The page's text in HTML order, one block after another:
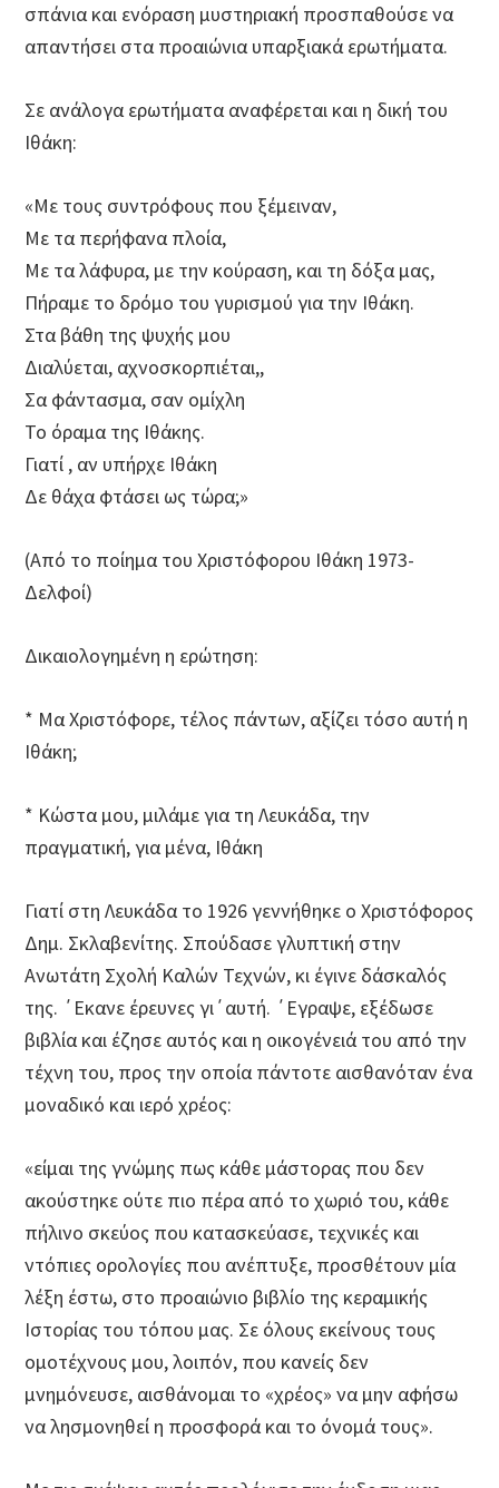
σπάνια και ενόραση μυστηριακή προσπαθούσε να
απαντήσει στα προαιώνια υπαρξιακά ερωτήματα.
Σε ανάλογα ερωτήματα αναφέρεται και η δική του
Ιθάκη:
«Με τους συντρόφους που ξέμειναν,
Με τα περήφανα πλοία,
Με τα λάφυρα, με την κούραση, και τη δόξα μας,
Πήραμε το δρόμο του γυρισμού για την Ιθάκη.
Στα βάθη της ψυχής μου
Διαλύεται, αχνοσκορπιέται,,
Σα φάντασμα, σαν ομίχλη
Το όραμα της Ιθάκης.
Γιατί , αν υπήρχε Ιθάκη
Δε θάχα φτάσει ως τώρα;»
(Aπό το ποίημα του Χριστόφορου Ιθάκη 1973-
Δελφοί)
Δικαιολογημένη η ερώτηση:
* Μα Χριστόφορε, τέλος πάντων, αξίζει τόσο αυτή η
Ιθάκη;
* Κώστα μου, μιλάμε για τη Λευκάδα, την
πραγματική, για μένα, Ιθάκη
Γιατί στη Λευκάδα το 1926 γεννήθηκε ο Χριστόφορος
Δημ. Σκλαβενίτης. Σπούδασε γλυπτική στην
Ανωτάτη Σχολή Καλών Τεχνών, κι έγινε δάσκαλός
της. ΄Εκανε έρευνες γι΄αυτή. ΄Εγραψε, εξέδωσε
βιβλία και έζησε αυτός και η οικογένειά του από την
τέχνη του, προς την οποία πάντοτε αισθανόταν ένα
μοναδικό και ιερό χρέος:
«είμαι της γνώμης πως κάθε μάστορας που δεν
ακούστηκε ούτε πιο πέρα από το χωριό του, κάθε
πήλινο σκεύος που κατασκεύασε, τεχνικές και
ντόπιες ορολογίες που ανέπτυξε, προσθέτουν μία
λέξη έστω, στο προαιώνιο βιβλίο της κεραμικής
Ιστορίας του τόπου μας. Σε όλους εκείνους τους
ομοτέχνους μου, λοιπόν, που κανείς δεν
μνημόνευσε, αισθάνομαι το «χρέος» να μην αφήσω
να λησμονηθεί η προσφορά και το όνομά τους».